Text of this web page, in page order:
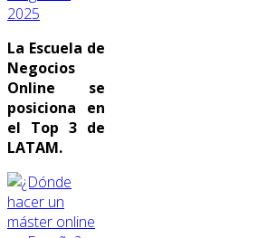
2025
La Escuela de
Negocios
Online se
posiciona en
el Top 3 de
LATAM.